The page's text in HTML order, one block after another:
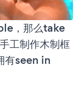
，那么take
工制作木制框
有seen in